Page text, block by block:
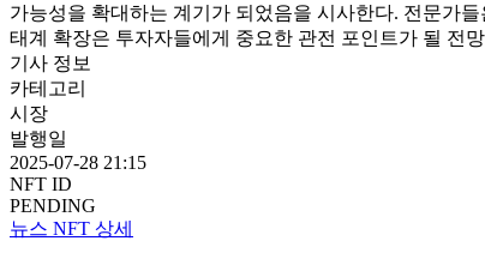
가능성을 확대하는 계기가 되었음을 시사한다. 전문가
태계 확장은 투자자들에게 중요한 관전 포인트가 될 전
기사 정보
카테고리
시장
발행일
2025-07-28 21:15
NFT ID
PENDING
뉴스 NFT 상세